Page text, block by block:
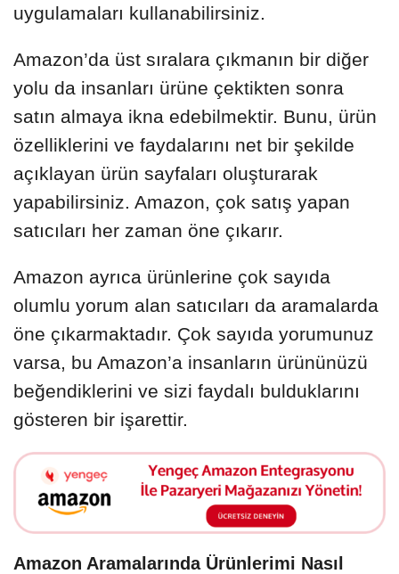
uygulamaları kullanabilirsiniz.
Amazon’da üst sıralara çıkmanın bir diğer
yolu da insanları ürüne çektikten sonra
satın almaya ikna edebilmektir. Bunu, ürün
özelliklerini ve faydalarını net bir şekilde
açıklayan ürün sayfaları oluşturarak
yapabilirsiniz. Amazon, çok satış yapan
satıcıları her zaman öne çıkarır.
Amazon ayrıca ürünlerine çok sayıda
olumlu yorum alan satıcıları da aramalarda
öne çıkarmaktadır. Çok sayıda yorumunuz
varsa, bu Amazon’a insanların ürününüzü
beğendiklerini ve sizi faydalı bulduklarını
gösteren bir işarettir.
Amazon Aramalarında Ürünlerimi Nasıl